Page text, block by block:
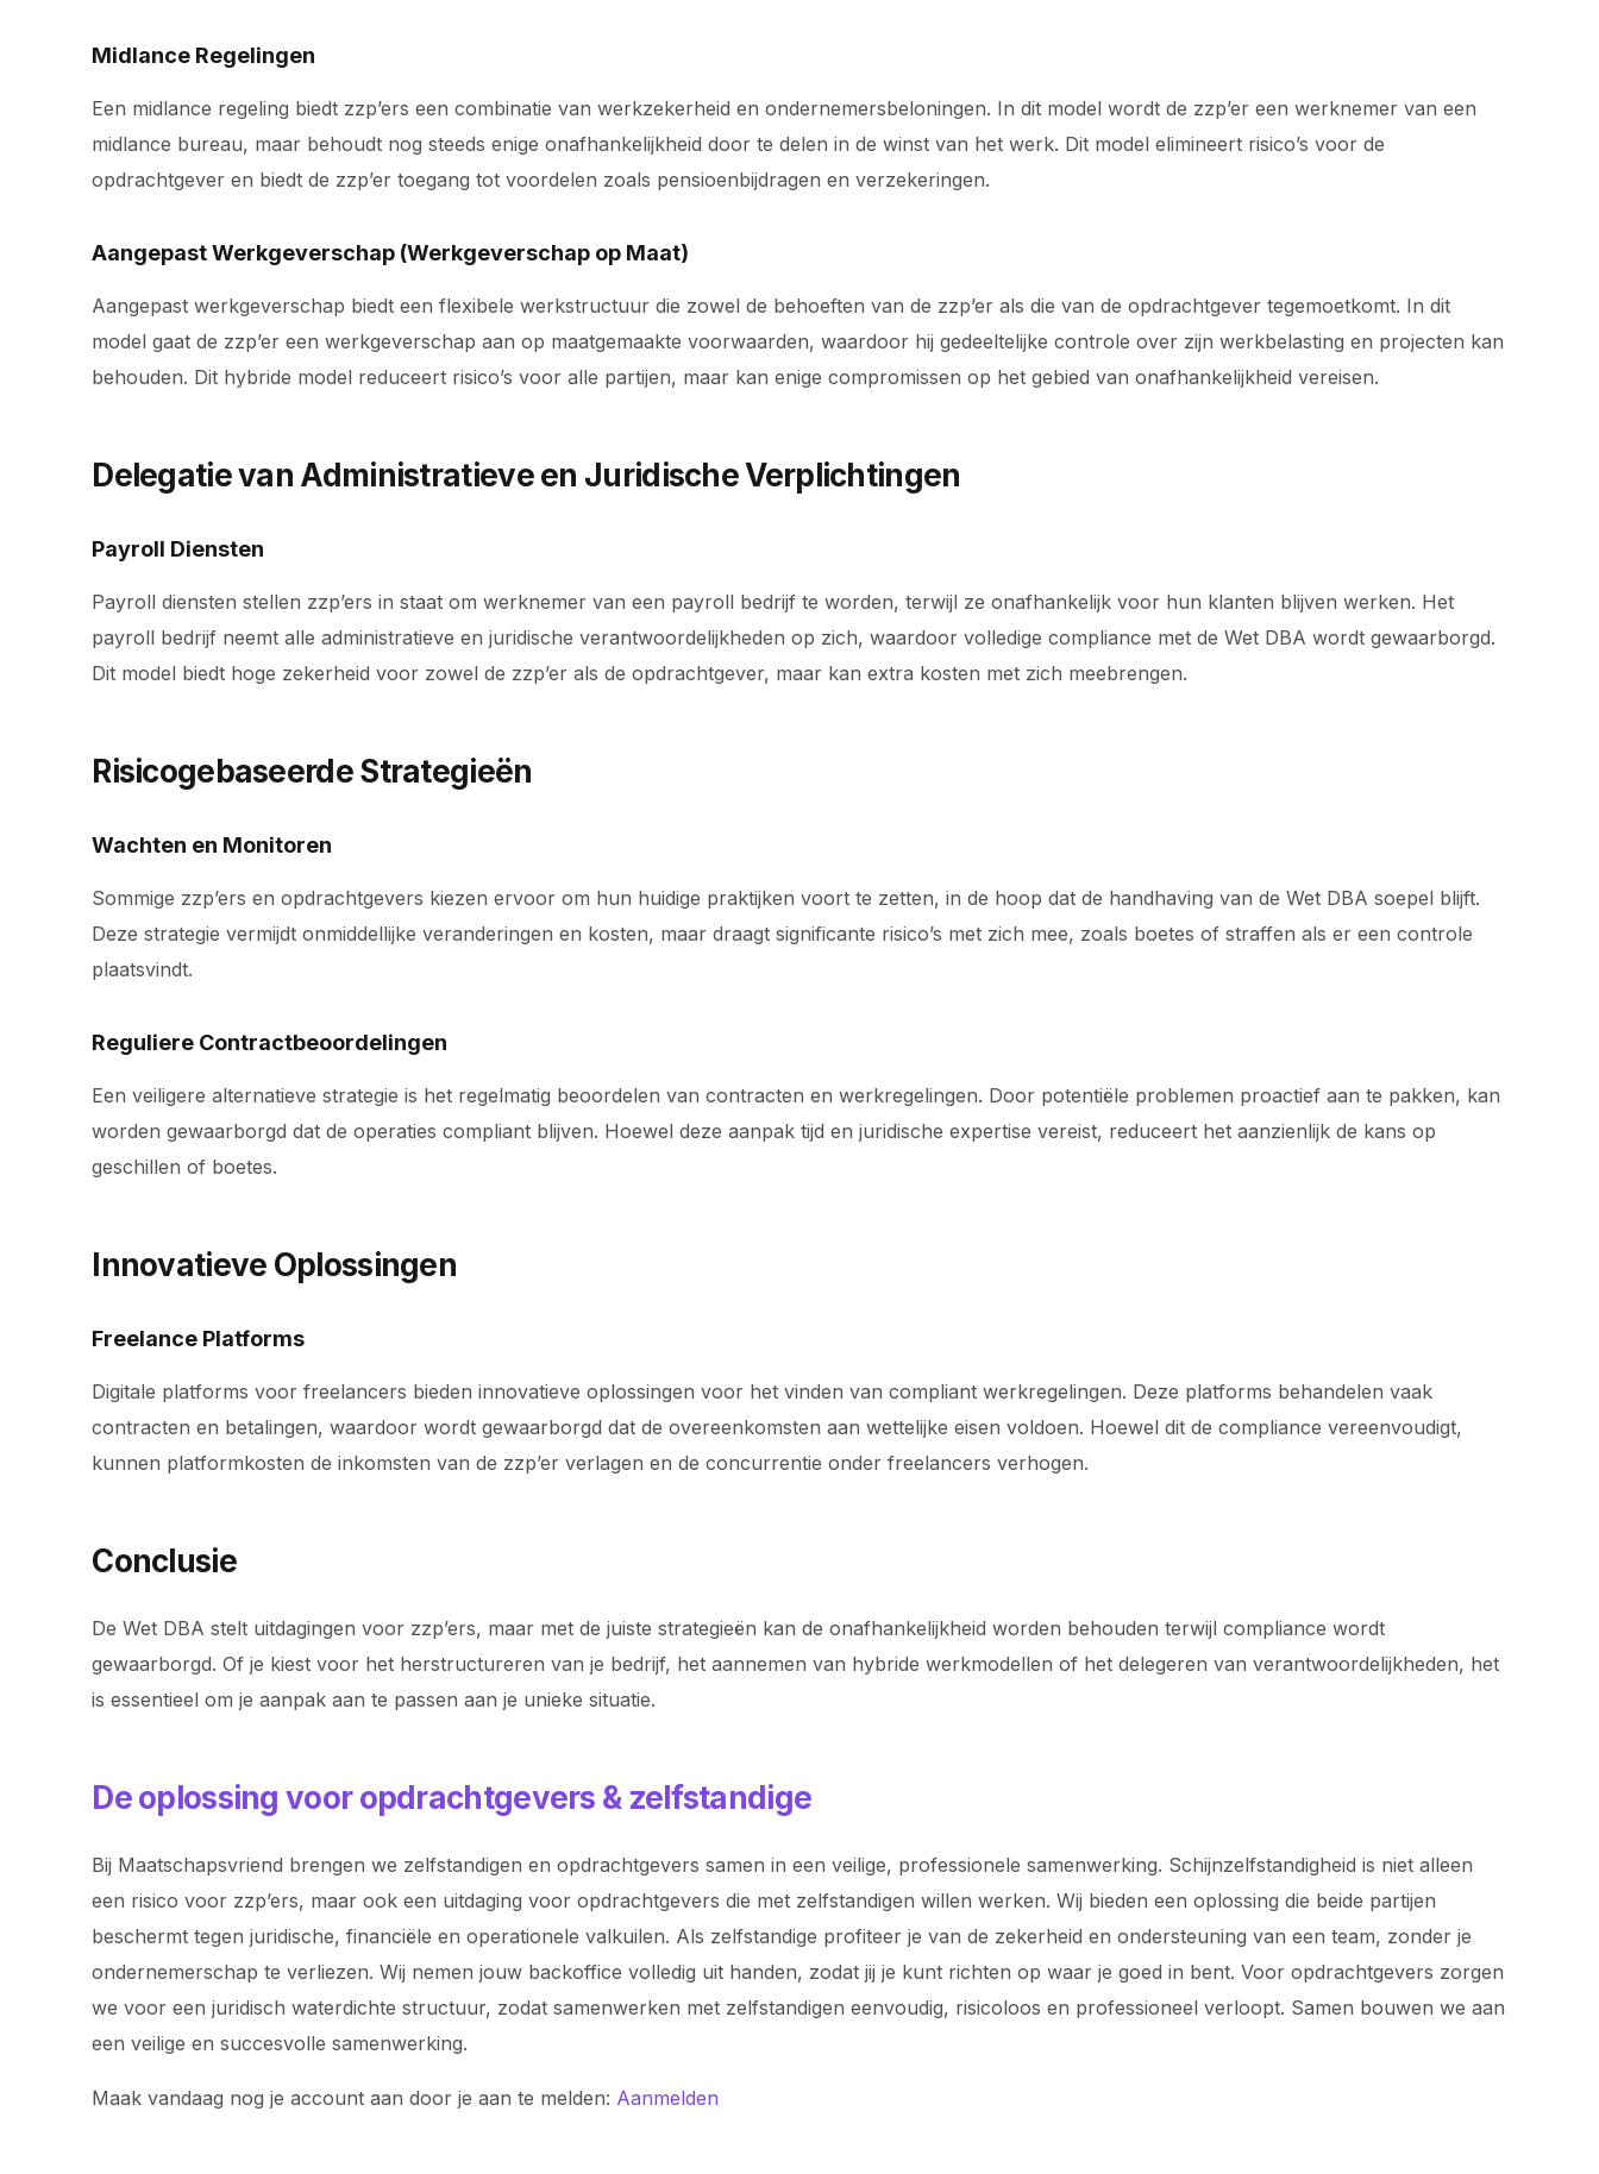
Midlance Regelingen
Een midlance regeling biedt zzp’ers een combinatie van werkzekerheid en ondernemersbeloningen. In dit model wordt de zzp’er een werknemer van een
midlance bureau, maar behoudt nog steeds enige onafhankelijkheid door te delen in de winst van het werk. Dit model elimineert risico’s voor de
opdrachtgever en biedt de zzp’er toegang tot voordelen zoals pensioenbijdragen en verzekeringen.
Aangepast Werkgeverschap (Werkgeverschap op Maat)
Aangepast werkgeverschap biedt een flexibele werkstructuur die zowel de behoeften van de zzp’er als die van de opdrachtgever tegemoetkomt. In dit
model gaat de zzp’er een werkgeverschap aan op maatgemaakte voorwaarden, waardoor hij gedeeltelijke controle over zijn werkbelasting en projecten kan
behouden. Dit hybride model reduceert risico’s voor alle partijen, maar kan enige compromissen op het gebied van onafhankelijkheid vereisen.
Delegatie van Administratieve en Juridische Verplichtingen
Payroll Diensten
Payroll diensten stellen zzp’ers in staat om werknemer van een payroll bedrijf te worden, terwijl ze onafhankelijk voor hun klanten blijven werken. Het
payroll bedrijf neemt alle administratieve en juridische verantwoordelijkheden op zich, waardoor volledige compliance met de Wet DBA wordt gewaarborgd.
Dit model biedt hoge zekerheid voor zowel de zzp’er als de opdrachtgever, maar kan extra kosten met zich meebrengen.
Risicogebaseerde Strategieën
Wachten en Monitoren
Sommige zzp’ers en opdrachtgevers kiezen ervoor om hun huidige praktijken voort te zetten, in de hoop dat de handhaving van de Wet DBA soepel blijft.
Deze strategie vermijdt onmiddellijke veranderingen en kosten, maar draagt significante risico’s met zich mee, zoals boetes of straffen als er een controle
plaatsvindt.
Reguliere Contractbeoordelingen
Een veiligere alternatieve strategie is het regelmatig beoordelen van contracten en werkregelingen. Door potentiële problemen proactief aan te pakken, kan
worden gewaarborgd dat de operaties compliant blijven. Hoewel deze aanpak tijd en juridische expertise vereist, reduceert het aanzienlijk de kans op
geschillen of boetes.
Innovatieve Oplossingen
Freelance Platforms
Digitale platforms voor freelancers bieden innovatieve oplossingen voor het vinden van compliant werkregelingen. Deze platforms behandelen vaak
contracten en betalingen, waardoor wordt gewaarborgd dat de overeenkomsten aan wettelijke eisen voldoen. Hoewel dit de compliance vereenvoudigt,
kunnen platformkosten de inkomsten van de zzp’er verlagen en de concurrentie onder freelancers verhogen.
Conclusie
De Wet DBA stelt uitdagingen voor zzp’ers, maar met de juiste strategieën kan de onafhankelijkheid worden behouden terwijl compliance wordt
gewaarborgd. Of je kiest voor het herstructureren van je bedrijf, het aannemen van hybride werkmodellen of het delegeren van verantwoordelijkheden, het
is essentieel om je aanpak aan te passen aan je unieke situatie.
De oplossing voor opdrachtgevers & zelfstandige
Bij Maatschapsvriend brengen we zelfstandigen en opdrachtgevers samen in een veilige, professionele samenwerking. Schijnzelfstandigheid is niet alleen
een risico voor zzp’ers, maar ook een uitdaging voor opdrachtgevers die met zelfstandigen willen werken. Wij bieden een oplossing die beide partijen
beschermt tegen juridische, financiële en operationele valkuilen. Als zelfstandige profiteer je van de zekerheid en ondersteuning van een team, zonder je
ondernemerschap te verliezen. Wij nemen jouw backoffice volledig uit handen, zodat jij je kunt richten op waar je goed in bent. Voor opdrachtgevers zorgen
we voor een juridisch waterdichte structuur, zodat samenwerken met zelfstandigen eenvoudig, risicoloos en professioneel verloopt. Samen bouwen we aan
een veilige en succesvolle samenwerking.
Maak vandaag nog je account aan door je aan te melden: Aanmelden